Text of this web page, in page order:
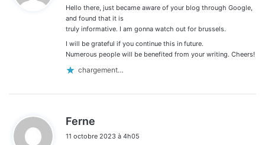
commentaires
:
Hello there, just became aware of your blog through Google,
and found that it is
truly informative. I am gonna watch out for brussels.
I will be grateful if you continue this in future.
Numerous people will be benefited from your writing. Cheers!
chargement…
Ferne
t
11 octobre 2023 à 4h05